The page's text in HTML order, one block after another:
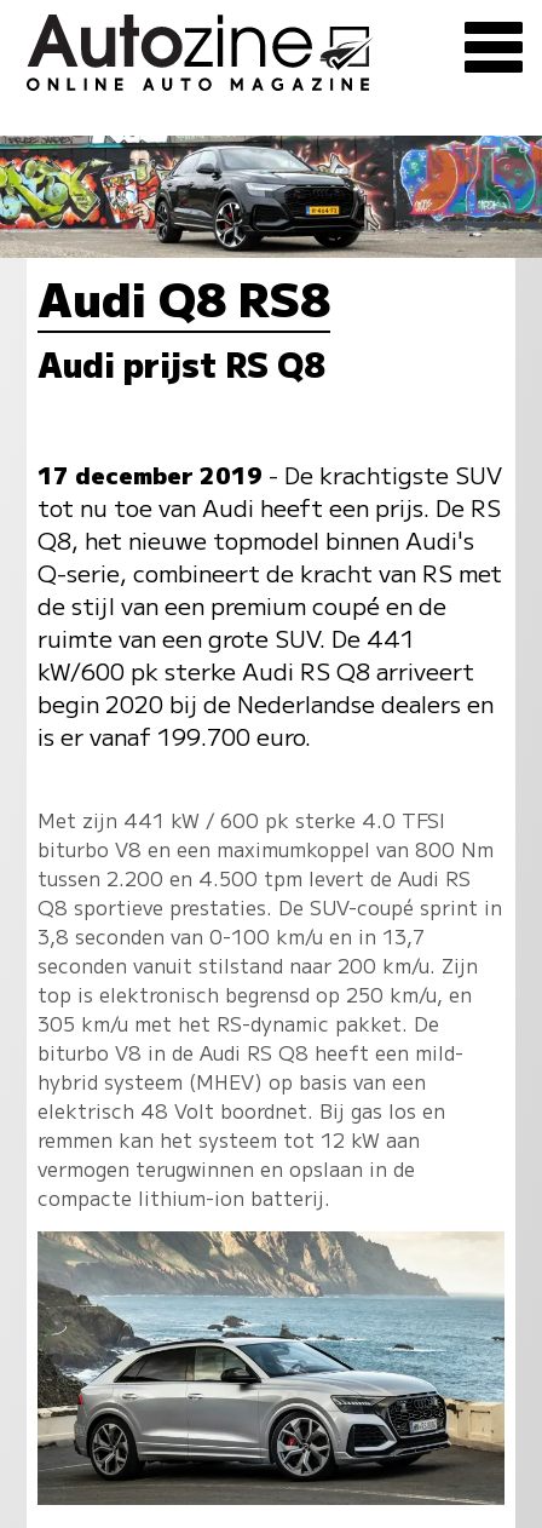
Audi Q8 RS8
Audi prijst RS Q8
17 december 2019 - De krachtigste SUV
tot nu toe van Audi heeft een prijs. De RS
Q8, het nieuwe topmodel binnen Audi's
Q-serie, combineert de kracht van RS met
de stijl van een premium coupé en de
ruimte van een grote SUV. De 441
kW/600 pk sterke Audi RS Q8 arriveert
begin 2020 bij de Nederlandse dealers en
is er vanaf 199.700 euro.
Met zijn 441 kW / 600 pk sterke 4.0 TFSI
biturbo V8 en een maximumkoppel van 800 Nm
tussen 2.200 en 4.500 tpm levert de Audi RS
Q8 sportieve prestaties. De SUV-coupé sprint in
3,8 seconden van 0-100 km/u en in 13,7
seconden vanuit stilstand naar 200 km/u. Zijn
top is elektronisch begrensd op 250 km/u, en
305 km/u met het RS-dynamic pakket. De
biturbo V8 in de Audi RS Q8 heeft een mild-
hybrid systeem (MHEV) op basis van een
elektrisch 48 Volt boordnet. Bij gas los en
remmen kan het systeem tot 12 kW aan
vermogen terugwinnen en opslaan in de
compacte lithium-ion batterij.